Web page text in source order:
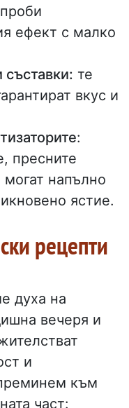
ефект с малко
съставки: те
вкус и
:
пресните
напълно
ястие.
рецепти
духа на
вечеря и
и
към
част: